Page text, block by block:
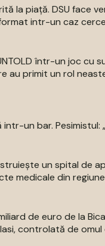
la piață. DSU face
intr-un caz
într-un joc cu
au primit un rol
un bar. Pesimistul:
un spital de
medicale din
de euro de la
controlată de omul